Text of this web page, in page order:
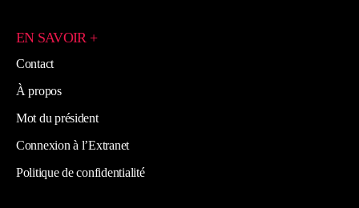
EN SAVOIR +
Contact
À propos
Mot du président
Connexion à l’Extranet
Politique de confidentialité